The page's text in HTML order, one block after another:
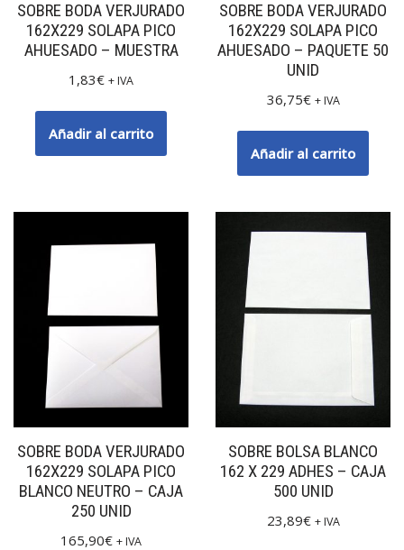
SOBRE BODA VERJURADO
162X229 SOLAPA PICO
AHUESADO – MUESTRA
1,83€ + IVA
Añadir al carrito
SOBRE BODA VERJURADO
162X229 SOLAPA PICO
AHUESADO – PAQUETE 50
UNID
36,75€ + IVA
Añadir al carrito
SOBRE BODA VERJURADO
162X229 SOLAPA PICO
BLANCO NEUTRO – CAJA
250 UNID
165,90€ + IVA
SOBRE BOLSA BLANCO
162 X 229 ADHES – CAJA
500 UNID
23,89€ + IVA